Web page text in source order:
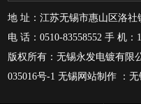
地 址：江苏无锡市惠山区洛
电 话：0510-83558552 手 机：
版权所有：无锡永发电镀有限
035016号-1 无锡网站制作 ：无